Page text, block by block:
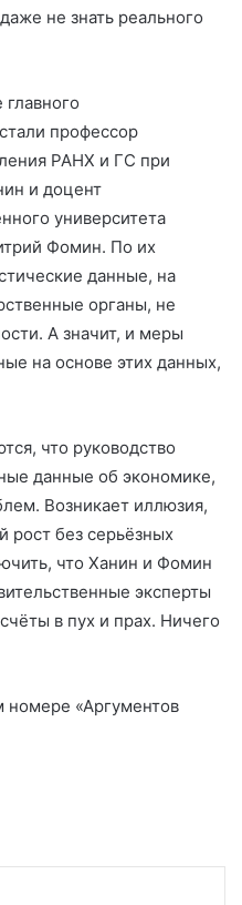
не знать реального
профессор
РАНХ и ГС при
и доцент
университета
Фомин. По их
данные, на
органы, не
А значит, и меры
на основе этих данных,
что руководство
данные об экономике,
Возникает иллюзия,
рост без серьёзных
что Ханин и Фомин
эксперты
в пух и прах. Ничего
номере «Аргументов